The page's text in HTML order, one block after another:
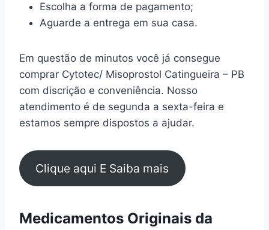
Escolha a forma de pagamento;
Aguarde a entrega em sua casa.
Em questão de minutos você já consegue
comprar Cytotec/ Misoprostol Catingueira – PB
com discrição e conveniência. Nosso
atendimento é de segunda a sexta-feira e
estamos sempre dispostos a ajudar.
Clique aqui E Saiba mais
Medicamentos Originais da